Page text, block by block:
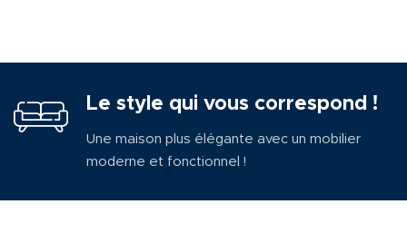
Le style qui vous correspond !
Une maison plus élégante avec un mobilier
moderne et fonctionnel !